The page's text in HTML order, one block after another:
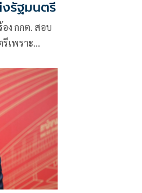
งรัฐมนตรี
อง กกต. สอบ
เพราะ